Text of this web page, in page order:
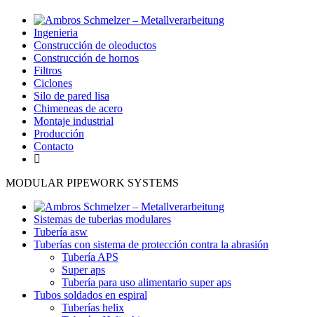
Ingenieria
Construcción de oleoductos
Construcción de hornos
Filtros
Ciclones
Silo de pared lisa
Chimeneas de acero
Montaje industrial
Producción
Contacto
MODULAR PIPEWORK SYSTEMS
Sistemas de tuberias modulares
Tubería asw
Tuberías con sistema de protección contra la abrasión
Tubería APS
Super aps
Tubería para uso alimentario super aps
Tubos soldados en espiral
Tuberías helix